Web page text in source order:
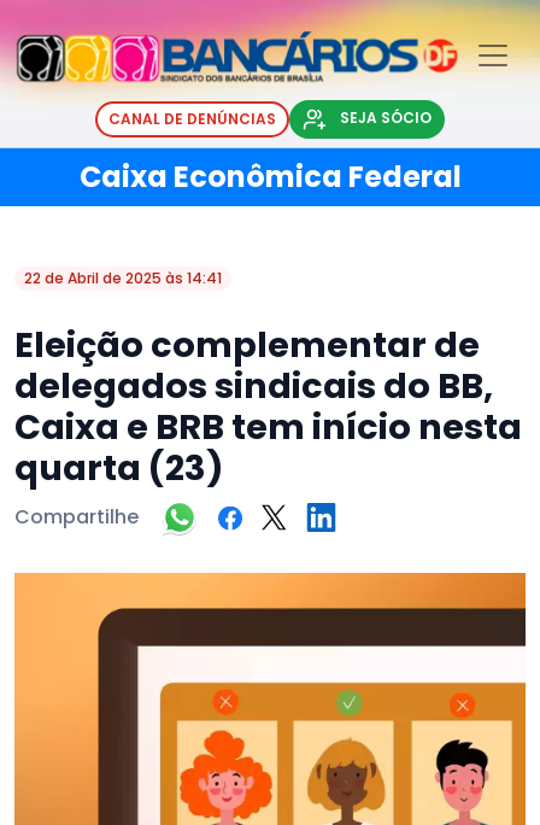
CANAL DE DENÚNCIAS SEJA SÓCIO
Caixa Econômica Federal
22 de Abril de 2025 às 14:41
Eleição complementar de
delegados sindicais do BB,
Caixa e BRB tem início nesta
quarta (23)
Compartilhe